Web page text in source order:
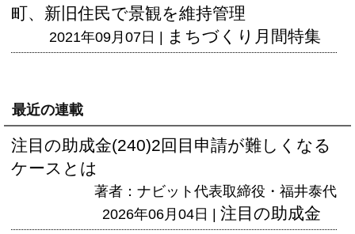
町、新旧住民で景観を維持管理
2021年09月07日 | まちづくり月間特集
最近の連載
注目の助成金(240)2回目申請が難しくなる
ケースとは
著者：ナビット代表取締役・福井泰代
2026年06月04日 | 注目の助成金